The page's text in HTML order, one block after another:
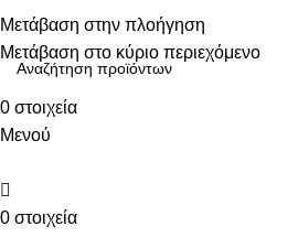
Μετάβαση στην πλοήγηση
Μετάβαση στο κύριο περιεχόμενο
0 στοιχεία
Μενού
0 στοιχεία